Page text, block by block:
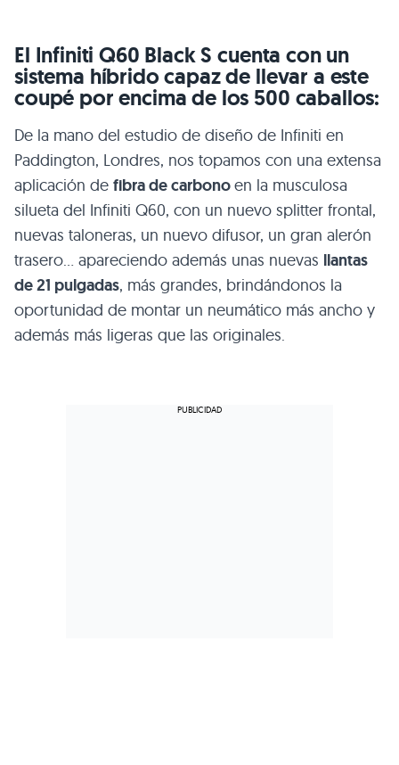
El Infiniti Q60 Black S cuenta con un
sistema híbrido capaz de llevar a este
coupé por encima de los 500 caballos:
De la mano del estudio de diseño de Infiniti en
Paddington, Londres, nos topamos con una extensa
aplicación de fibra de carbonoen la musculosa
silueta del Infiniti Q60, con un nuevo splitter frontal,
nuevas taloneras, un nuevo difusor, un gran alerón
trasero… apareciendo además unas nuevas llantas
de 21 pulgadas, más grandes, brindándonos la
oportunidad de montar un neumático más ancho y
además más ligeras que las originales.